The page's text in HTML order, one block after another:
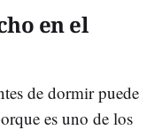
en el
de dormir puede
es uno de los